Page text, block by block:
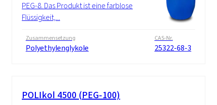
PEG-8. Das Produkt ist eine farblose
Flüssigkeit,...
Zusammensetzung
Polyethylenglykole
CAS-Nr.
25322-68-3
POLIkol 4500 (PEG-100)